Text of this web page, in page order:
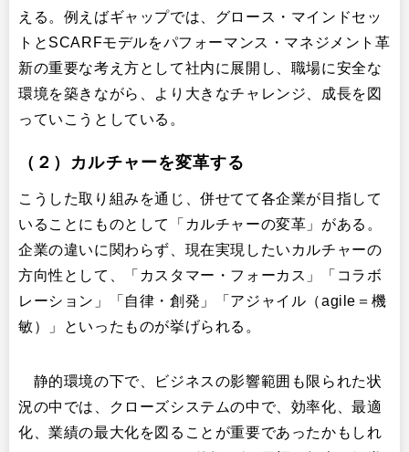
える。例えばギャップでは、グロース・マインドセッ
トとSCARFモデルをパフォーマンス・マネジメント革
新の重要な考え方として社内に展開し、職場に安全な
環境を築きながら、より大きなチャレンジ、成長を図
っていこうとしている。
（２）カルチャーを変革する
こうした取り組みを通じ、併せてて各企業が目指して
いることにものとして「カルチャーの変革」がある。
企業の違いに関わらず、現在実現したいカルチャーの
方向性として、「カスタマー・フォーカス」「コラボ
レーション」「自律・創発」「アジャイル（agile＝機
敏）」といったものが挙げられる。
静的環境の下で、ビジネスの影響範囲も限られた状
況の中では、クローズシステムの中で、効率化、最適
化、業績の最大化を図ることが重要であったかもしれ